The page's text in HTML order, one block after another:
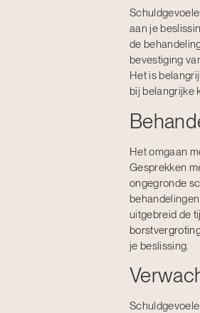
aan je
de
bevestiging
Het is
bij belangrijke
Het omgaan
Gesprekken
ongegronde
uitgebreid de
je beslissing.